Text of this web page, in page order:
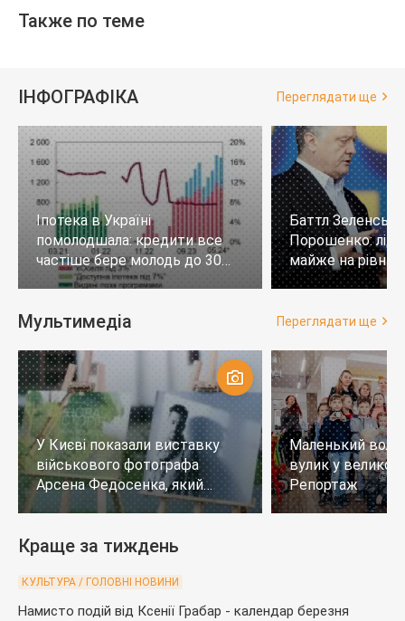
Также по теме
ІНФОГРАФІКА Переглядати ще
Іпотека в Україні
помолодшала: кредити все
частіше бере молодь до 30
років
Баттл
Порошенко:
майже на
тих, хто не
Мультимедіа Переглядати ще
У Києві показали виставку
військового фотографа
Арсена Федосенка, який
загинув на війні
Маленький
вулик у
Репортаж
Краще за тиждень
КУЛЬТУРА / ГОЛОВНІ НОВИНИ
Намисто подій від Ксенії Грабар - календар березня